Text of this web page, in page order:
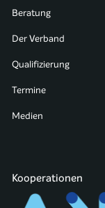
Beratung
Der Verband
Qualifizierung
Termine
Medien
Kooperationen